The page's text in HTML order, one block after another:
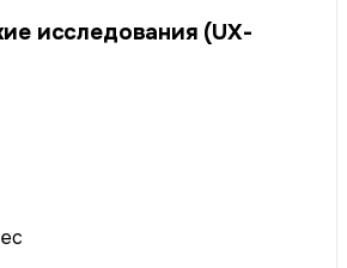
исследования (UX-